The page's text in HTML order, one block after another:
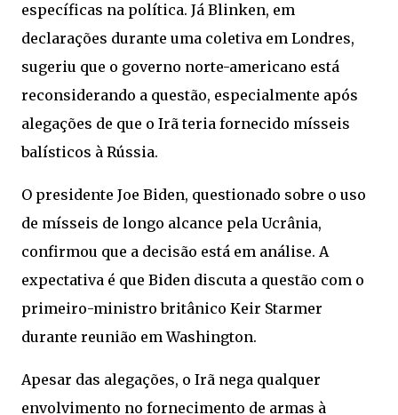
específicas na política. Já Blinken, em
declarações durante uma coletiva em Londres,
sugeriu que o governo norte-americano está
reconsiderando a questão, especialmente após
alegações de que o Irã teria fornecido mísseis
balísticos à Rússia.
O presidente Joe Biden, questionado sobre o uso
de mísseis de longo alcance pela Ucrânia,
confirmou que a decisão está em análise. A
expectativa é que Biden discuta a questão com o
primeiro-ministro britânico Keir Starmer
durante reunião em Washington.
Apesar das alegações, o Irã nega qualquer
envolvimento no fornecimento de armas à